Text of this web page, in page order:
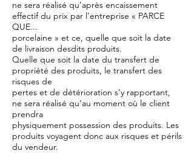
ne sera réalisé qu’après encaissement
effectif du prix par l’entreprise « PARCE
QUE...
porcelaine » et ce, quelle que soit la date
de livraison desdits produits.
Quelle que soit la date du transfert de
propriété des produits, le transfert des
risques de
pertes et de détérioration s’y rapportant,
ne sera réalisé qu’au moment où le client
prendra
physiquement possession des produits. Les
produits voyagent donc aux risques et périls
du vendeur.